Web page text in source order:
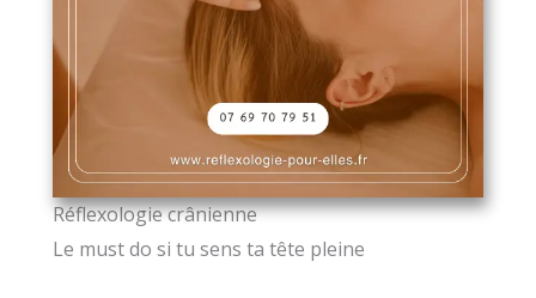
Réflexologie crânienne
Le must do si tu sens ta tête pleine